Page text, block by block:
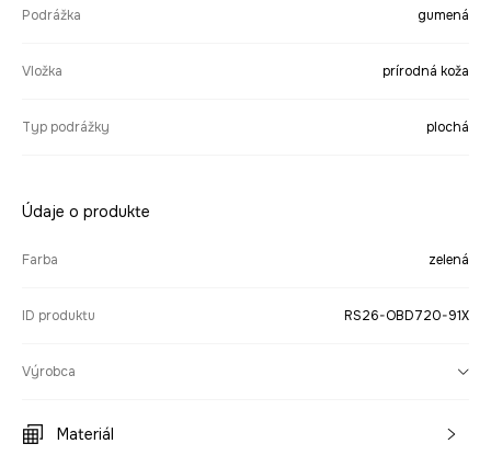
Podrážka gumená
Vložka prírodná koža
Typ podrážky plochá
Údaje o produkte
Farba zelená
ID produktu RS26-OBD720-91X
Výrobca
Materiál